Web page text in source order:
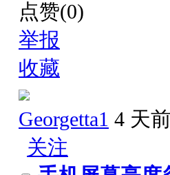
点赞(0)
举报
收藏
Georgetta1 4 天
关注